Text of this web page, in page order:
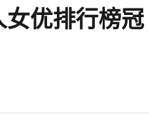
优排行榜冠